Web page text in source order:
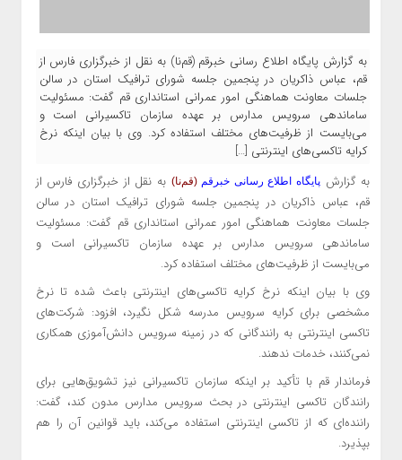
به گزارش پایگاه اطلاع رسانی خبرقم (قم‌نا) به نقل از خبرگزاری فارس از
قم، عباس ذاکریان در پنجمین جلسه شورای ترافیک استان در سالن
جلسات معاونت هماهنگی امور عمرانی استانداری قم گفت: مسئولیت
ساماندهی سرویس مدارس بر عهده سازمان تاکسیرانی است و
می‌بایست از ظرفیت‌های مختلف استفاده کرد. وی با بیان اینکه نرخ
کرایه تاکسی‌های اینترنتی […]
به گزارش پایگاه اطلاع رسانی خبرقم (قم‌نا)
به نقل از خبرگزاری فارس از
قم، عباس ذاکریان در پنجمین جلسه شورای ترافیک استان در سالن
جلسات معاونت هماهنگی امور عمرانی استانداری قم گفت: مسئولیت
ساماندهی سرویس مدارس بر عهده سازمان تاکسیرانی است و
می‌بایست از ظرفیت‌های مختلف استفاده کرد.
وی با بیان اینکه نرخ کرایه تاکسی‌های اینترنتی باعث شده تا نرخ
مشخصی برای کرایه سرویس مدرسه شکل نگیرد، افزود: شرکت‌های
تاکسی اینترنتی به رانندگانی که در زمینه سرویس دانش‌آموزی همکاری
نمی‌کنند، خدمات ندهند.
فرماندار قم با تأکید بر اینکه سازمان تاکسیرانی نیز تشویق‌هایی برای
رانندگان تاکسی اینترنتی در بحث سرویس مدارس مدون کند، گفت:
راننده‌ای که از تاکسی اینترنتی استفاده می‌کند، باید قوانین آن را هم
بپذیرد.